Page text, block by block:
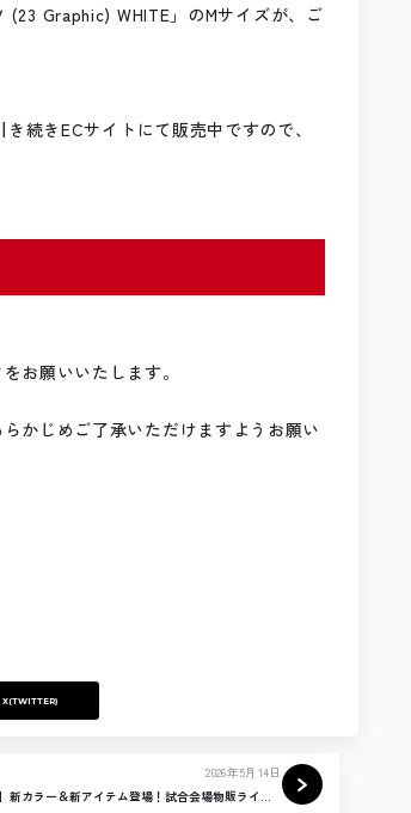
Graphic) WHITE」のMサイズが、ご
続きECサイトにて販売中ですので、
お願いいたします。
かじめご了承いただけますようお願い
X(TWITTER)
2026年5月14日
新カラー＆新アイテム登場！試合会場物販ライン